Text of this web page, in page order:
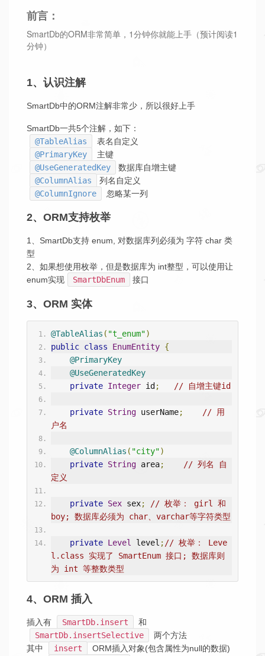
前言：
SmartDb的ORM非常简单，1分钟你就能上手（预计阅读1
分钟）
1、认识注解
SmartDb中的ORM注解非常少，所以很好上手
SmartDb一共5个注解，如下：
@TableAlias
表名自定义
@PrimaryKey
主键
@UseGeneratedKey
数据库自增主键
@ColumnAlias
列名自定义
@ColumnIgnore
忽略某一列
2、ORM支持枚举
1、SmartDb支持 enum, 对数据库列必须为 字符 char 类
型
2、如果想使用枚举，但是数据库为 int整型，可以使用让
enum实现
SmartDbEnum 接口
3、ORM 实体
@TableAlias ( "t_enum")
public class EnumEntity {
@PrimaryKey
@UseGeneratedKey
private Integer id ; // 自增主键id
private String userName;
// 用
户名
@ColumnAlias ( "city")
private String area;
// 列名 自
定义
private Sex sex;
// 枚举： girl 和
boy; 数据库必须为 char、varchar等字符类型
private Level level ; // 枚举： Leve
l.class 实现了 SmartEnum 接口; 数据库则
为 int 等整数类型
4、ORM 插入
插入有 SmartDb.insert
和
SmartDb.insertSelective
两个方法
其中
insert
ORM插入对象(包含属性为null的数据)